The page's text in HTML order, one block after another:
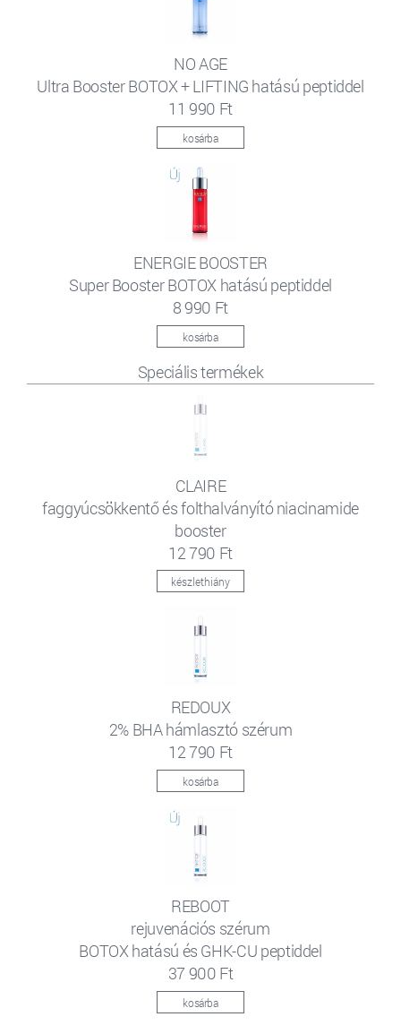
NO AGE
Ultra Booster BOTOX + LIFTING hatású peptiddel
11 990 Ft
kosárba
ENERGIE BOOSTER
Super Booster BOTOX hatású peptiddel
8 990 Ft
kosárba
Speciális termékek
CLAIRE
faggyúcsökkentő és folthalványító niacinamide
booster
12 790 Ft
készlethiány
REDOUX
2% BHA hámlasztó szérum
12 790 Ft
kosárba
REBOOT
rejuvenációs szérum
BOTOX hatású és GHK-CU peptiddel
37 900 Ft
kosárba